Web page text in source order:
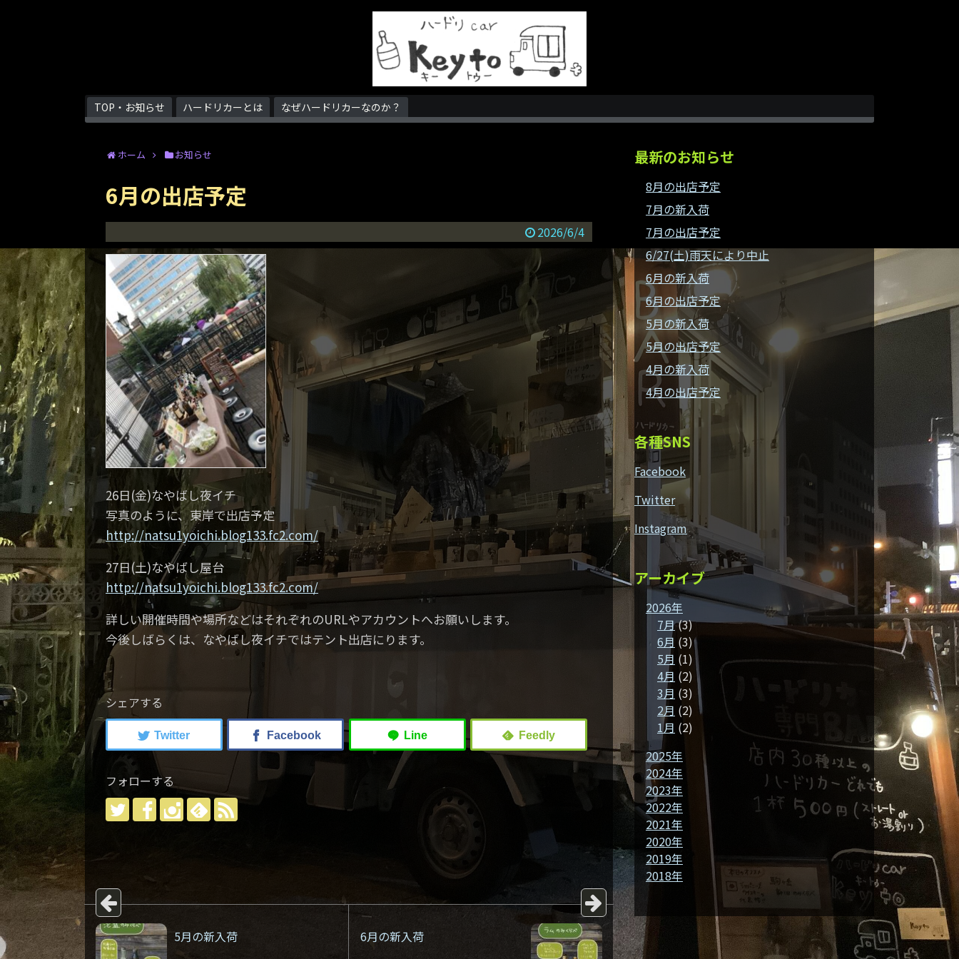
TOP・お知らせ ハードリカーとは なぜハードリカーなのか？
ホーム お知らせ
6月の出店予定
2026/6/4
26日(金)なやばし夜イチ
写真のように、東岸で出店予定
http://natsu1yoichi.blog133.fc2.com/
27日(土)なやばし屋台
http://natsu1yoichi.blog133.fc2.com/
詳しい開催時間や場所などはそれぞれのURLやアカウントへお願いします。
今後しばらくは、なやばし夜イチではテント出店にります。
シェアする
フォローする
5月の新入荷 6月の新入荷
最新のお知らせ
8月の出店予定
7月の新入荷
7月の出店予定
6/27(土)雨天により中止
6月の新入荷
6月の出店予定
5月の新入荷
5月の出店予定
4月の新入荷
4月の出店予定
各種SNS
Facebook
Twitter
Instagram
アーカイブ
2026年
7月(3)
6月 (3)
5月 (1)
4月 (2)
3月 (3)
2月 (2)
1月 (2)
2025年
2024年
2023年
2022年
2021年
2020年
2019年
2018年